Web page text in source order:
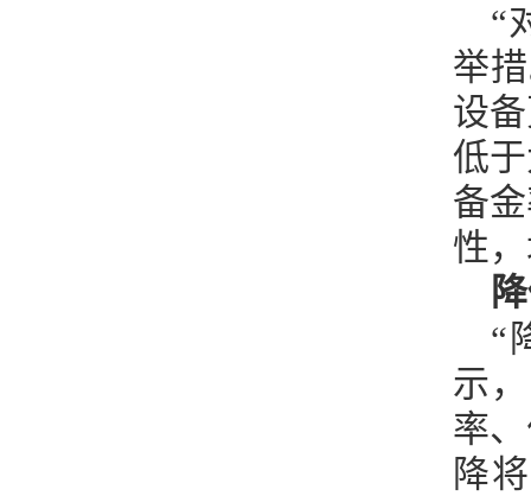
“
举
设
低
备
性
“
示
率
降